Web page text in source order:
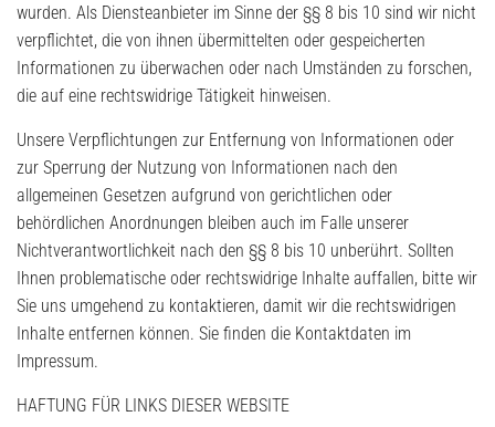
wurden. Als Diensteanbieter im Sinne der §§ 8 bis 10 sind wir nicht
verpflichtet, die von ihnen übermittelten oder gespeicherten
Informationen zu überwachen oder nach Umständen zu forschen,
die auf eine rechtswidrige Tätigkeit hinweisen.
Unsere Verpflichtungen zur Entfernung von Informationen oder
zur Sperrung der Nutzung von Informationen nach den
allgemeinen Gesetzen aufgrund von gerichtlichen oder
behördlichen Anordnungen bleiben auch im Falle unserer
Nichtverantwortlichkeit nach den §§ 8 bis 10 unberührt. Sollten
Ihnen problematische oder rechtswidrige Inhalte auffallen, bitte wir
Sie uns umgehend zu kontaktieren, damit wir die rechtswidrigen
Inhalte entfernen können. Sie finden die Kontaktdaten im
Impressum.
HAFTUNG FÜR LINKS DIESER WEBSITE